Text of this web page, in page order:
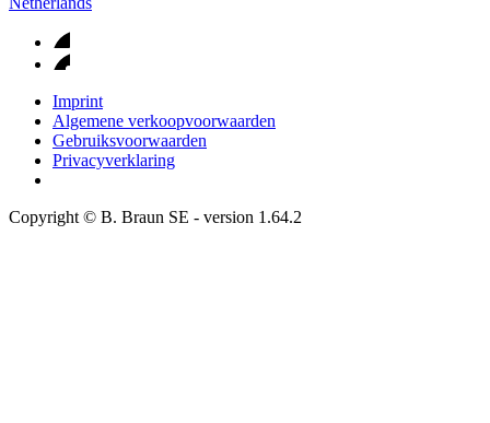
Imprint
Algemene verkoopvoorwaarden
Gebruiksvoorwaarden
Privacyverklaring
Copyright © B. Braun SE - version 1.64.2